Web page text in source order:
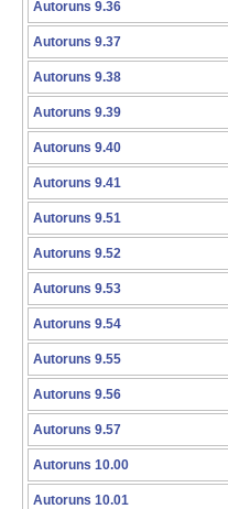
Autoruns 9.36
Autoruns 9.37
Autoruns 9.38
Autoruns 9.39
Autoruns 9.40
Autoruns 9.41
Autoruns 9.51
Autoruns 9.52
Autoruns 9.53
Autoruns 9.54
Autoruns 9.55
Autoruns 9.56
Autoruns 9.57
Autoruns 10.00
Autoruns 10.01